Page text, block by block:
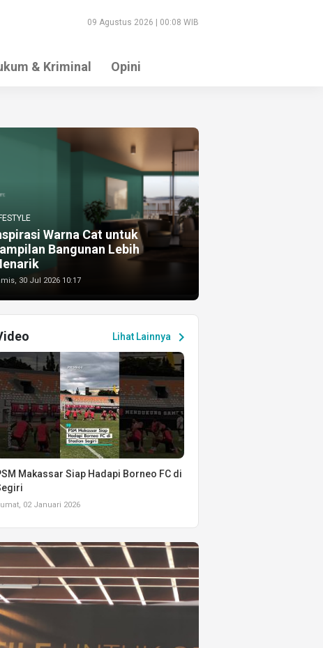
09 Agustus 2026 | 00:08 WIB
& Kriminal Opini
Warna Cat untuk
Bangunan Lebih
30 Jul 2026 10:17
Lihat Lainnya chevron_right
Makassar Siap Hadapi Borneo FC di
02 Januari 2026